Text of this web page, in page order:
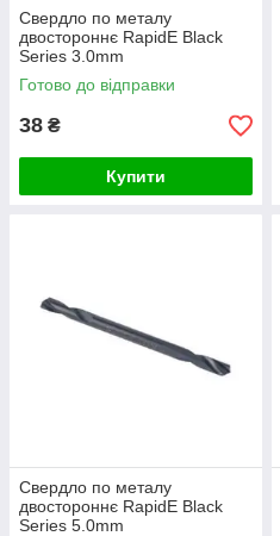
Свердло по металу
двостороннє RapidE Black
Series 3.0mm
Готово до відправки
38 ₴
Купити
Свердло по металу
двостороннє RapidE Black
Series 5.0mm